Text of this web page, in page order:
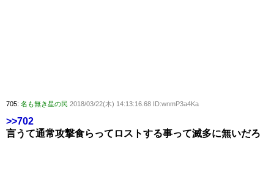
705: 名も無き星の民 2018/03/22(木) 14:13:16.68 ID:wnmP3a4Ka
>>702
言うて通常攻撃食らってロストする事って滅多に無いだろ